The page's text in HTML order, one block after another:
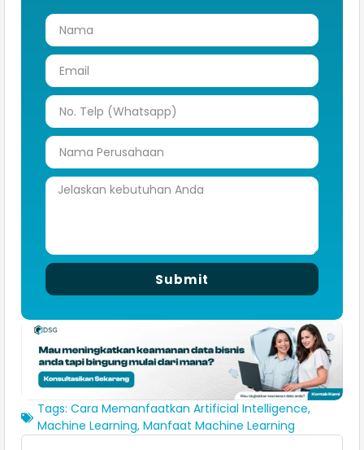
Submit
Tags: Cara Memanfaatkan Artificial Intelligence,
Machine Learning, Manfaat Machine Learning